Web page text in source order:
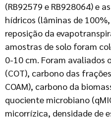
(RB92579 e RB928064) e
hídricos (lâminas de
reposição da
amostras de solo foram
0-10 cm. Foram
(COT), carbono das
COAM), carbono da
quociente microbiano
micorrízica, densidade de